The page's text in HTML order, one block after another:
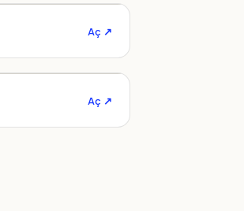
Aç ↗
Aç ↗